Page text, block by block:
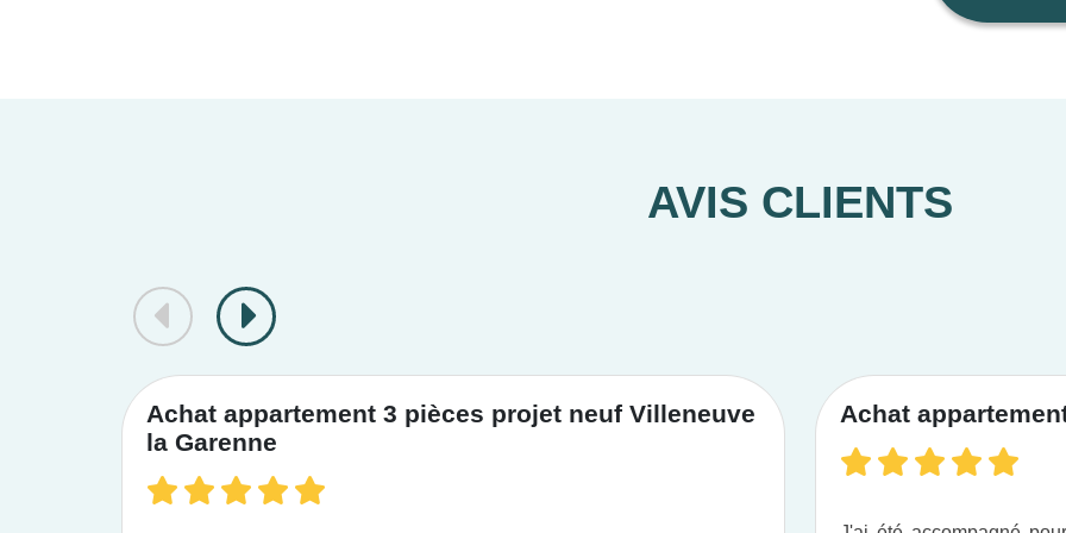
AVIS CLIENTS
Achat appartement 3 pièces projet neuf Villeneuve
la Garenne
Achat